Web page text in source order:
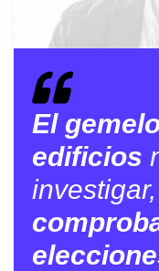
El
edificios